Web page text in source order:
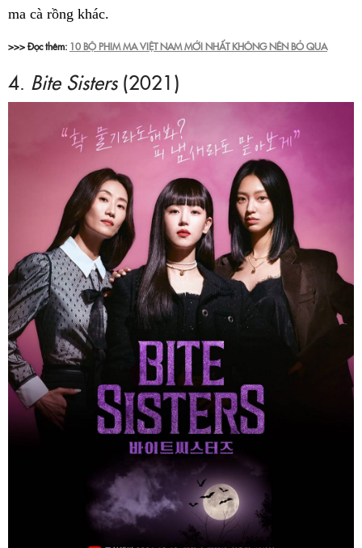
ma cà rồng khác.
>>> Đọc thêm: 10 BỘ PHIM MA VIỆT NAM MỚI NHẤT KHÔNG NÊN BỎ QUA
4. Bite Sisters(2021)